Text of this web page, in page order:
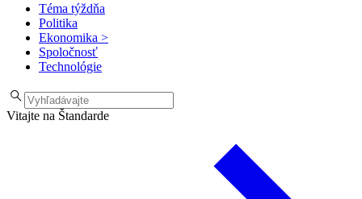
Téma týždňa
Politika
Ekonomika >
Spoločnosť
Technológie
Vitajte na Štandarde